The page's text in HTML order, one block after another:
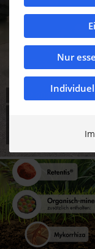
10.12.2025
Rückführung
Nur